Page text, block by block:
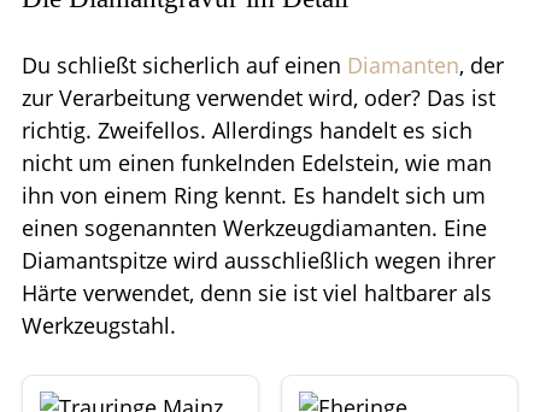
Du schließt sicherlich auf einen Diamanten, der
zur Verarbeitung verwendet wird, oder? Das ist
richtig. Zweifellos. Allerdings handelt es sich
nicht um einen funkelnden Edelstein, wie man
ihn von einem Ring kennt. Es handelt sich um
einen sogenannten Werkzeugdiamanten. Eine
Diamantspitze wird ausschließlich wegen ihrer
Härte verwendet, denn sie ist viel haltbarer als
Werkzeugstahl.